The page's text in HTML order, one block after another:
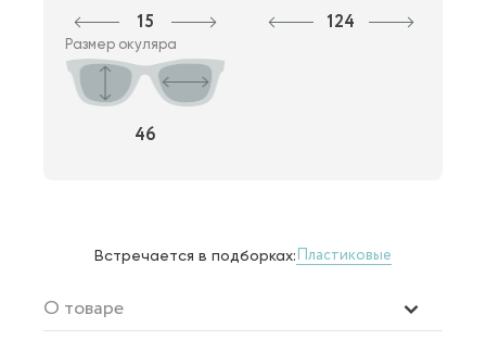
15 124
Размер окуляра
46
Встречается в подборках:Пластиковые
О товаре